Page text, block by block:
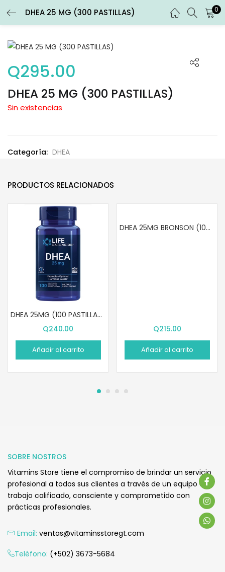
DHEA 25 MG (300 PASTILLAS) 0
DHEA 25 MG (300 PASTILLAS)
Q295.00
Sin existencias
Categoría: DHEA
PRODUCTOS RELACIONADOS
DHEA 25MG (100 PASTILLAS MASTICABLES)
Q240.00
Añadir al carrito
DHEA 25MG BRONSON (100 CAPSULAS)
Q215.00
Añadir al carrito
SOBRE NOSTROS
Vitamins Store tiene el compromiso de brindar un servicio
profesional a todos sus clientes a través de un equipo de
trabajo calificado, consciente y comprometido con
prácticas profesionales.
Email: ventas@vitaminsstoregt.com
Teléfono: (+502) 3673-5684
ENTRAR REGISTRARSE
Introduce tu nombre de usuario y contraseña para iniciar
sesión.